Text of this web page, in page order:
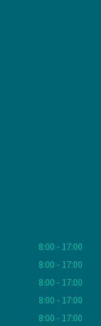
8:00 - 17:00
8:00 - 17:00
8:00 - 17:00
8:00 - 17:00
8:00 - 17:00